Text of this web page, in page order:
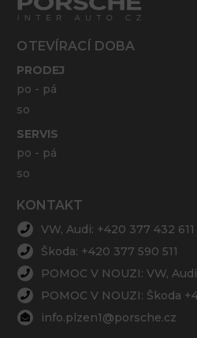
OTEVÍRACÍ DOBA
PRODEJ
po - pá
so
SERVIS
po - pá
so
KONTAKT
VW, Audi: +420 377 432 611
Škoda: +420 377 590 511
POMOC V NOUZI: VW,
POMOC V NOUZI: Škoda
info.plzen1@porsche.cz